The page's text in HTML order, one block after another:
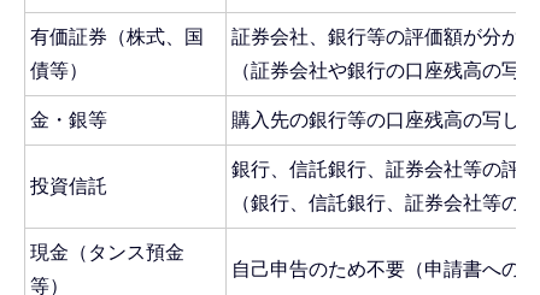
有価証券（株式、国
債等）
証券会社、銀行等の評価額が分か
（証券会社や銀行の口座残高の写
金・銀等 購入先の銀行等の口座残高の写し
投資信託
銀行、信託銀行、証券会社等の評
（銀行、信託銀行、証券会社等の
現金（タンス預金
等）
自己申告のため不要（申請書への